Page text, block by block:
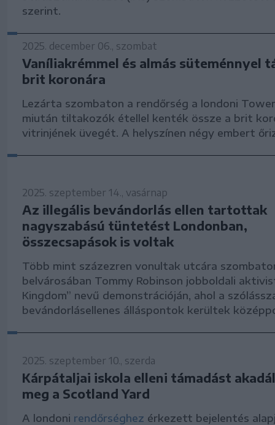
szerint.
2025. december 06., szombat
Vaníliakrémmel és almás süteménnyel
brit koronára
Lezárta szombaton a rendőrség a londoni
miután tiltakozók étellel kenték össze a brit
vitrinjének üvegét. A helyszínen négy embert
2025. szeptember 14., vasárnap
Az illegális bevándorlás ellen tartottak
nagyszabású tüntetést Londonban,
összecsapások is voltak
Több mint százezren vonultak utcára
belvárosában Tommy Robinson jobboldali
Kingdom” nevű demonstrációján, ahol a
bevándorlásellenes álláspontok kerültek
2025. szeptember 10., szerda
Kárpátaljai iskola elleni támadást
meg a Scotland Yard
A londoni rendőrséghez érkezett bejelentés